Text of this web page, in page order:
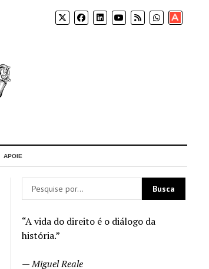
Apoia-
se
APOIE
“A vida do direito é o diálogo da
história.”
—Miguel Reale